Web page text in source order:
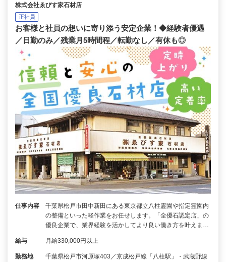
株式会社ゑびす家石材店
正社員
お客様と社員の想いに寄り添う安定企業！◆経験者優遇
／日勤のみ／残業月5時間程／転勤なし／有休も◎
仕事内容
千葉県松戸市田中新田にある東京都立八柱霊園や指定霊園内
の整備といった軽作業をお任せします。「全優石認定店」の
優良企業で、業界経験を活かしてより良い働き方を叶えま…
給与 月給330,000円以上
勤務地
千葉県松戸市河原塚403／京成松戸線「八柱駅」・武蔵野線